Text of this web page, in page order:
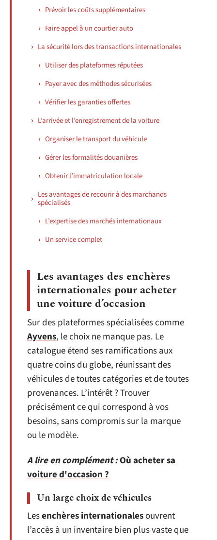
Prévoir les coûts supplémentaires
Faire appel à un courtier auto
La sécurité lors des transactions internationales
Utiliser des plateformes réputées
Payer avec des méthodes sécurisées
Vérifier les garanties offertes
L’arrivée et l’enregistrement de la voiture
Organiser le transport du véhicule
Gérer les formalités douanières
Obtenir l’immatriculation locale
Les avantages de recourir à des marchands
spécialisés
L’expertise des marchés internationaux
Un service complet
Les avantages des enchères
internationales pour acheter
une voiture d’occasion
Sur des plateformes spécialisées comme
Ayvens, le choix ne manque pas. Le
catalogue étend ses ramifications aux
quatre coins du globe, réunissant des
véhicules de toutes catégories et de toutes
provenances. L’intérêt ? Trouver
précisément ce qui correspond à vos
besoins, sans compromis sur la marque
ou le modèle.
A lire en complément :Où acheter sa
voiture d'occasion ?
Un large choix de véhicules
Lesenchères internationalesouvrent
l’accès à un inventaire bien plus vaste que